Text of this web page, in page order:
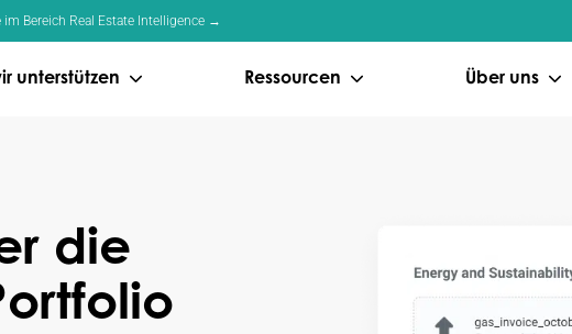
Bereich Real Estate Intelligence →
unterstützen Ressourcen Über uns
die